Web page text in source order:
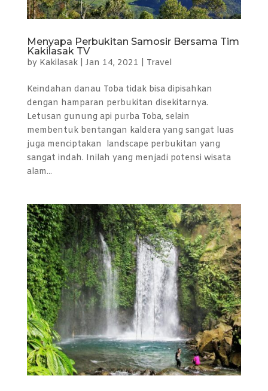
Menyapa Perbukitan Samosir Bersama Tim
Kakilasak TV
by Kakilasak| Jan 14, 2021 Travel
Keindahan danau Toba tidak bisa dipisahkan
dengan hamparan perbukitan disekitarnya.
Letusan gunung api purba Toba, selain
membentuk bentangan kaldera yang sangat luas
juga menciptakan landscape perbukitan yang
sangat indah. Inilah yang menjadi potensi wisata
alam...